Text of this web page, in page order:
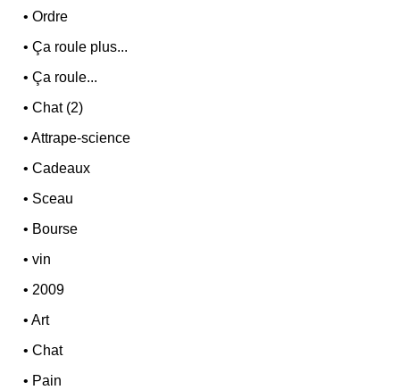
•Ordre
•Ça roule plus...
•Ça roule...
•Chat (2)
•Attrape-science
•Cadeaux
• Sceau
• Bourse
•vin
• 2009
•Art
•Chat
• Pain